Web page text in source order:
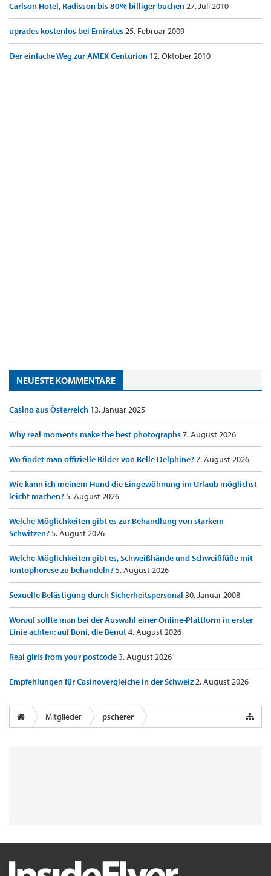
Carlson Hotel, Radisson bis 80% billiger buchen27. Juli 2010
uprades kostenlos bei Emirates25. Februar 2009
Der einfache Weg zur AMEX Centurion 12. Oktober 2010
NEUESTE KOMMENTARE
Casino aus Österreich 13. Januar 2025
Why real moments make the best photographs7. August 2026
Wo findet man offizielle Bilder von Belle Delphine?7. August 2026
Wie kann ich meinem Hund die Eingewöhnung im Urlaub möglichst
leicht machen?5. August 2026
Welche Möglichkeiten gibt es zur Behandlung von starkem
Schwitzen?5. August 2026
Welche Möglichkeiten gibt es, Schweißhände und Schweißfüße mit
Iontophorese zu behandeln?5. August 2026
Sexuelle Belästigung durch Sicherheitspersonal 30. Januar 2008
Worauf sollte man bei der Auswahl einer Online-Plattform in erster
Linie achten: auf Boni, die Benut4. August 2026
Real girls from your postcode3. August 2026
Empfehlungen für Casinovergleiche in der Schweiz2. August 2026
Mitglieder pscherer